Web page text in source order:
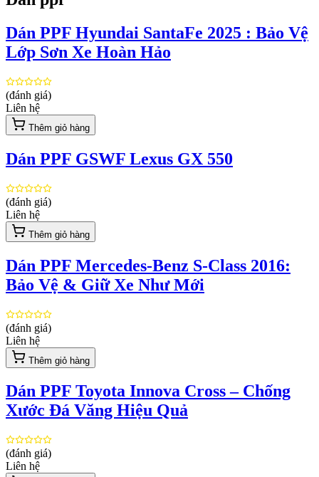
Dán PPF Hyundai SantaFe 2025 : Bảo Vệ
Lớp Sơn Xe Hoàn Hảo
(đánh giá)
Liên hệ
Thêm giỏ hàng
Dán PPF GSWF Lexus GX 550
(đánh giá)
Liên hệ
Thêm giỏ hàng
Dán PPF Mercedes-Benz S-Class 2016:
Bảo Vệ & Giữ Xe Như Mới
(đánh giá)
Liên hệ
Thêm giỏ hàng
Dán PPF Toyota Innova Cross – Chống
Xước Đá Văng Hiệu Quả
(đánh giá)
Liên hệ